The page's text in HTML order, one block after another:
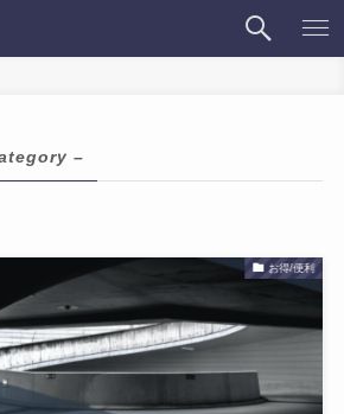
–
お得/便利